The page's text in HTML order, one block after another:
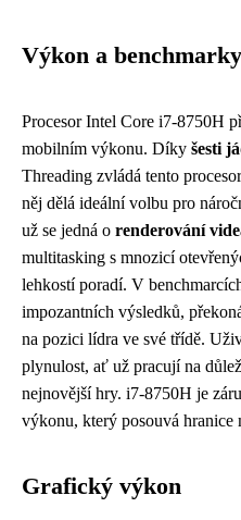
Výkon a benchmarky
Procesor Intel Core i7-8750H
mobilním výkonu. Díky šesti
Threading zvládá tento
něj dělá ideální volbu pro
už se jedná o renderování
multitasking s mnozicí
lehkostí poradí. V
impozantních výsledků,
na pozici lídra ve své třídě.
plynulost, ať už pracují na
nejnovější hry. i7-8750H je
výkonu, který posouvá hranice
Grafický výkon